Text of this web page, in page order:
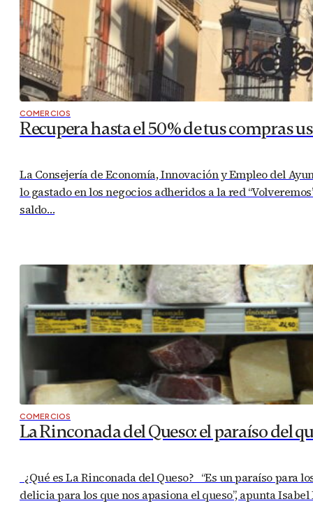
COMERCIOS
Recupera hasta el 50% de tus compras
La Consejería de Economía, Innovación y Empleo del
lo gastado en los negocios adheridos a la red
saldo…
COMERCIOS
La Rinconada del Queso: el paraíso del
¿Qué es La Rinconada del Queso? “Es un paraíso para
delicia para los que nos apasiona el queso”, apunta